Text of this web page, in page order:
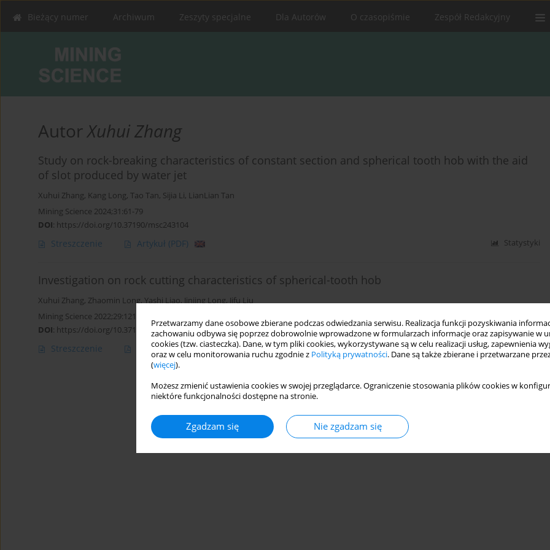
Przetwarzamy dane osobowe zbierane podczas odwiedzania serwisu. Realizacja funkcji pozyskiwania
zachowaniu odbywa się poprzez dobrowolnie wprowadzone w formularzach informacje oraz zapisywanie w
cookies (tzw. ciasteczka). Dane, w tym pliki cookies, wykorzystywane są w celu realizacji usług, zapewnienia
oraz w celu monitorowania ruchu zgodnie z Polityką prywatności. Dane są także zbierane i przetwarzane
(więcej).
Możesz zmienić ustawienia cookies w swojej przeglądarce. Ograniczenie stosowania plików cookies w
niektóre funkcjonalności dostępne na stronie.
Zgadzam się Nie zgadzam się
Bieżący numer Archiwum Zeszyty specjalne Dla Autorów O czasopiśmie Zespół Redakcyjny
AutorXuhui Zhang
Study on rock-breaking characteristics of constant section and spherical tooth hob with the aid
of slot produced by water jet
Xuhui Zhang, Kang Long, Tao Tan, Sijia Li, LianLian Tan
Mining Science 2024;31:61-79
DOI: https://doi.org/10.37190/msc243104
Streszczenie Artykuł (PDF) Statystyki
Investigation on rock cutting characteristics of spherical-tooth hob
Xuhui Zhang, Zhaomin Long, Yashi Liao, Jinjing Long, Jifu Liu
Mining Science 2022;29:121-144
DOI: https://doi.org/10.37190/msc222908
Streszczenie Artykuł(PDF) Statystyki